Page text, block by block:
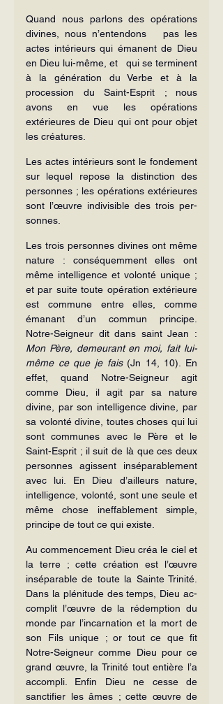
Quand nous parlons des opérations
divines, nous n’entendons   pas les
actes intérieurs qui émanent de Dieu
en Dieu lui-même, et   qui se terminent
à la génération du Verbe et à la
procession du Saint-Esprit ; nous
avons en vue les opérations
extérieures de Dieu qui ont pour objet
les créatures.
Les actes intérieurs sont le fondement
sur lequel repose la distinction des
personnes ; les opérations extérieures
sont l’œuvre indivisible des trois per­
sonnes.
Les trois personnes divines ont même
nature : conséquemment elles ont
même intelligence et volonté unique ;
et par suite toute opération extérieure
est commune entre elles, comme
émanant d’un commun principe.
Mon Père, demeurant en moi, fait lui-
même ce que je fais (Jn 14, 10). En
effet, quand Notre-Seigneur agit
comme Dieu, il agit par sa nature
divine, par son intelligence divine, par
sa volonté divine, toutes choses qui lui
sont communes avec le Père et le
Saint-Esprit ; il suit de là que ces deux
personnes agissent inséparablement
avec lui. En Dieu d’ailleurs nature,
intel­ligence, volonté, sont une seule et
même chose ineffablement simple,
principe de tout ce qui existe.
Au commencement Dieu créa le ciel et
la terre ; cette création est l’œuvre
inséparable de toute la Sainte Trinité.
Dans la plénitude des temps, Dieu ac­
complit l’œuvre de la rédemption du
monde par l’incarnation et la mort de
son Fils unique ; or tout ce que fit
Notre-Seigneur comme Dieu pour ce
grand œuvre, la Trinité tout entière l’a
accompli. Enfin Dieu ne cesse de
sanctifier les âmes ; cette œuvre de